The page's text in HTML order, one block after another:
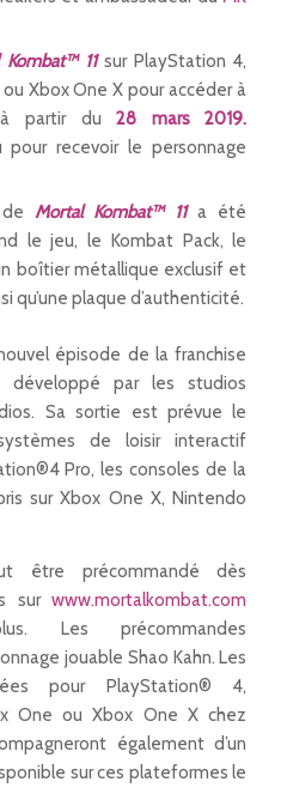
Kombat™ 11 sur PlayStation 4,
Xbox One X pour accéder à
à partir du28 mars 2019.
recevoir le personnage
Mortal Kombat™ 11a été
le jeu, le Kombat Pack, le
boîtier métallique exclusif et
qu’une plaque d’authenticité.
épisode de la franchise
développé par les studios
Sa sortie est prévue le
de loisir interactif
Pro, les consoles de la
sur Xbox One X, Nintendo
être précommandé dès
surwww.mortalkombat.com
Les précommandes
jouable Shao Kahn. Les
pour PlayStation® 4,
One ou Xbox One X chez
également d’un
sur ces plateformes le